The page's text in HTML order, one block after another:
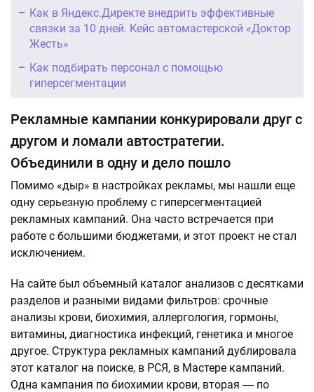
Как в Яндекс.Директе внедрить эффективные
связки за 10 дней. Кейс автомастерской «Доктор
Жесть»
Как подбирать персонал с помощью
гиперсегментации
Рекламные кампании конкурировали друг с
другом и ломали автостратегии.
Объединили в одну и дело пошло
Помимо «дыр» в настройках рекламы, мы нашли еще
одну серьезную проблему с гиперсегментацией
рекламных кампаний. Она часто встречается при
работе с большими бюджетами, и этот проект не стал
исключением.
На сайте был объемный каталог анализов с десятками
разделов и разными видами фильтров: срочные
анализы крови, биохимия, аллергология, гормоны,
витамины, диагностика инфекций, генетика и многое
другое. Структура рекламных кампаний дублировала
этот каталог на поиске, в РСЯ, в Мастере кампаний.
Одна кампания по биохимии крови, вторая ― по